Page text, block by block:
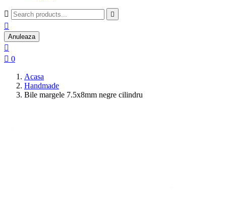
 

Anuleaza

 0
Acasa
Handmade
Bile margele 7.5x8mm negre cilindru